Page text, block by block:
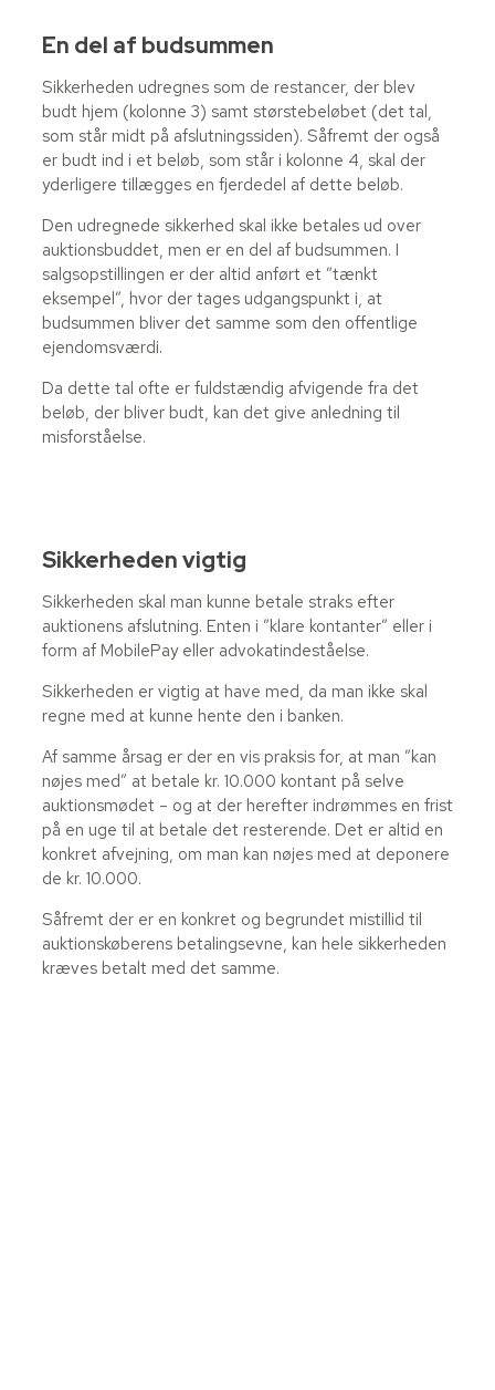
En del af budsummen​
Sikkerheden udregnes som de restancer, der blev
budt hjem (kolonne 3) samt størstebeløbet (det tal,
som står midt på afslutningssiden). Såfremt der også
er budt ind i et beløb, som står i kolonne 4, skal der
yderligere tillægges en fjerdedel af dette beløb.
Den udregnede sikkerhed skal ikke betales ud over
auktionsbuddet, men er en del af budsummen. I
salgsopstillingen er der altid anført et ”tænkt
eksempel”, hvor der tages udgangspunkt i, at
budsummen bliver det samme som den offentlige
ejendomsværdi.
Da dette tal ofte er fuldstændig afvigende fra det
beløb, der bliver budt, kan det give anledning til
misforståelse.
Sikkerheden vigtig
Sikkerheden skal man kunne betale straks efter
auktionens afslutning. Enten i ”klare kontanter” eller i
form af MobilePay eller advokatindeståelse.
Sikkerheden er vigtig at have med, da man ikke skal
regne med at kunne hente den i banken.
Af samme årsag er der en vis praksis for, at man ”kan
nøjes med” at betale kr. 10.000 kontant på selve
auktionsmødet – og at der herefter indrømmes en frist
på en uge til at betale det resterende. Det er altid en
konkret afvejning, om man kan nøjes med at deponere
de kr. 10.000.
Såfremt der er en konkret og begrundet mistillid til
auktionskøberens betalingsevne, kan hele sikkerheden
kræves betalt med det samme.